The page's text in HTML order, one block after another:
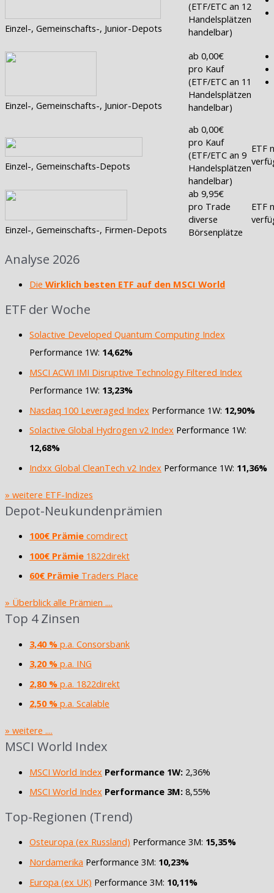
Einzel-, Gemeinschafts-, Junior-Depots
(ETF/ETC an 12
Handelsplätzen
handelbar)
Einzel-, Gemeinschafts-, Junior-Depots
ab 0,00€
pro Kauf
(ETF/ETC an 11
Handelsplätzen
handelbar)
Einzel-, Gemeinschafts-Depots
ab 0,00€
pro Kauf
(ETF/ETC an 9
Handelsplätzen
handelbar)
ETF
Einzel-, Gemeinschafts-, Firmen-Depots
ab 9,95€
pro Trade
diverse
Börsenplätze
ETF
Analyse 2026
Die Wirklich besten ETF auf den MSCI World
ETF der Woche
Solactive Developed Quantum Computing Index
Performance 1W: 14,62%
MSCI ACWI IMI Disruptive Technology Filtered Index
Performance 1W: 13,23%
Nasdaq 100 Leveraged Index Performance 1W: 12,90%
Solactive Global Hydrogen v2 Index Performance 1W:
12,68%
Indxx Global CleanTech v2 Index Performance 1W: 11,36%
» weitere ETF-Indizes
Depot-Neukundenprämien
100€ Prämie comdirect
100€ Prämie 1822direkt
60€ Prämie Traders Place
» Überblick alle Prämien ....
Top 4 Zinsen
3,40 % p.a. Consorsbank
3,20 % p.a. ING
2,80 % p.a. 1822direkt
2,50 % p.a. Scalable
» weitere ....
MSCI World Index
MSCI World Index Performance 1W: 2,36%
MSCI World Index Performance 3M: 8,55%
Top-Regionen (Trend)
Osteuropa (ex Russland) Performance 3M: 15,35%
Nordamerika Performance 3M: 10,23%
Europa (ex UK) Performance 3M: 10,11%